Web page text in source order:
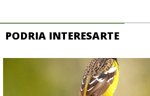
PODRIA INTERESARTE